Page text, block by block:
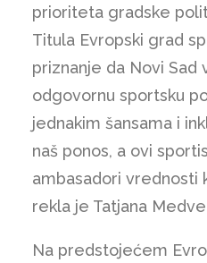
prioriteta gradske
Titula Evropski grad
priznanje da Novi Sad
odgovornu sportsku
jednakim šansama i
naš ponos, a ovi
ambasadori vrednosti
rekla je Tatjana
Na predstojećem